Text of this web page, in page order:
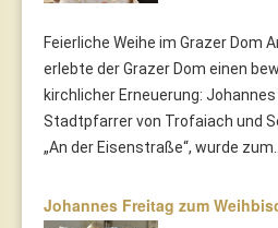
Feierliche Weihe im Grazer Dom
erlebte der Grazer Dom einen
kirchlicher Erneuerung:
Stadtpfarrer von Trofaiach und
„An der Eisenstraße“, wurde zum...
Johannes Freitag zum